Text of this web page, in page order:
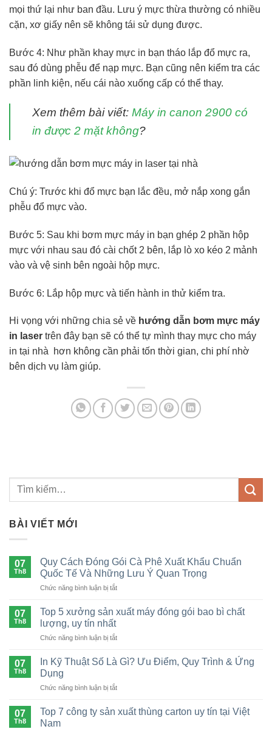
mọi thứ lại như ban đầu. Lưu ý mực thừa thường có nhiều
cặn, xơ giấy nên sẽ không tái sử dụng được.
Bước 4: Như phần khay mực in bạn tháo lắp đổ mực ra,
sau đó dùng phễu để nạp mực. Bạn cũng nên kiểm tra các
phần linh kiện, nếu cái nào xuống cấp có thể thay.
Xem thêm bài viết: Máy in canon 2900 có
in được 2 mặt không?
Chú ý: Trước khi đổ mực bạn lắc đều, mở nắp xong gắn
phễu đổ mực vào.
Bước 5: Sau khi bơm mực máy in bạn ghép 2 phần hộp
mực với nhau sau đó cài chốt 2 bên, lắp lò xo kéo 2 mảnh
vào và vệ sinh bên ngoài hộp mực.
Bước 6: Lắp hộp mực và tiến hành in thử kiểm tra.
Hi vọng với những chia sẻ về hướng dẫn bơm mực máy
in laser trên đây bạn sẽ có thể tự mình thay mực cho máy
in tại nhà hơn không cần phải tốn thời gian, chi phí nhờ
bên dịch vụ làm giúp.
BÀI VIẾT MỚI
07
Th8
Quy Cách Đóng Gói Cà Phê Xuất Khẩu Chuẩn
Quốc Tế Và Những Lưu Ý Quan Trọng
Chức năng bình luận bị tắtở
Cách
Cà
Xuất
Quốc
Và
07
Th8
Top 5 xưởng sản xuất máy đóng gói bao bì chất
lượng, uy tín nhất
Chức năng bình luận bị tắtở
xuất
đóng
07
Th8
In Kỹ Thuật Số Là Gì? Ưu Điểm, Quy Trình & Ứng
Dụng
Chức năng bình luận bị tắtở
07
Th8
Top 7 công ty sản xuất thùng carton uy tín tại Việt
Nam